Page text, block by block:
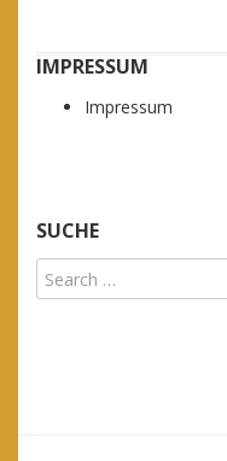
IMPRESSUM
Impressum
SUCHE